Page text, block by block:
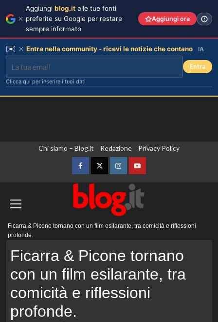
Chi siamo – Blog.it Redazione Privacy Policy
FacebookTwitterInstagramYouTube
principale
Ficarra & Picone tornano con un film esilarante, tra comicità e riflessioni
profonde.
Ficarra & Picone tornano
con un film esilarante, tra
comicità e riflessioni
profonde.
Aggiungi blog.it alle tue fonti
preferite su Google per restare
sempre informato
Aggiungi ora
✉️ Entra nella community - ricevi le notizie che contano IA
Entra
Clicca qui per inserire i tuoi dati